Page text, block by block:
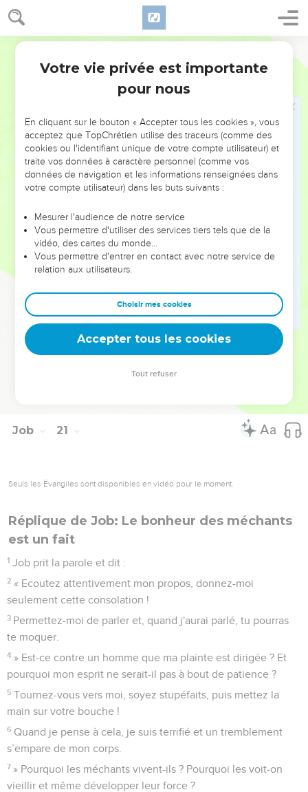
20
approprié des maisons au lieu d’en construire.
Son appétit n'a pas connu de limite. Dans son avidité, il ne
laissait rien échapper,
rien n’était soustrait à sa voracité. C’est pourquoi son bien-
coups de tous les malheureux s’abattront sur lui.
Pour lui remplir le ventre, Dieu enverra sur lui sa colère
ardente ; il la fera pleuvoir sur lui et l’en rassasiera.
» S'il échappe à l’armure de fer, l'arc de bronze le
S’il arrache de son dos une flèche, ou une lame
étincelante de son ventre, il sera en proie aux terreurs de la
mort.
Toutes les calamités sont réservées à ses trésors. Il sera
brûlé par un feu que personne n’attise et qui dévorera ce qui
restera dans sa tente.
Le ciel dévoilera sa faute et la terre se dressera contre lui.
Les biens amassés dans sa maison seront balayés, ils
Job 21
Seuls les Évangiles sont disponibles en vidéo pour le moment.
Réplique de Job: Le bonheur des méchants
est un fait
1 Job prit la parole et dit :
2 « Ecoutez attentivement mon propos, donnez-moi
seulement cette consolation !
3 Permettez-moi de parler et, quand j'aurai parlé, tu pourras
te moquer.
4 » Est-ce contre un homme que ma plainte est dirigée ? Et
pourquoi mon esprit ne serait-il pas à bout de patience ?
5 Tournez-vous vers moi, soyez stupéfaits, puis mettez la
main sur votre bouche !
6 Quand je pense à cela, je suis terrifié et un tremblement
s’empare de mon corps.
7 » Pourquoi les méchants vivent-ils ? Pourquoi les voit-on
vieillir et même développer leur force ?
Votre vie privée est importante
pour nous
En cliquant sur le bouton « Accepter tous les cookies », vous
acceptez que TopChrétien utilise des traceurs (comme des
cookies ou l'identifiant unique de votre compte utilisateur) et
traite vos données à caractère personnel (comme vos
données de navigation et les informations renseignées dans
votre compte utilisateur) dans les buts suivants :
Mesurer l'audience de notre service
Vous permettre d'utiliser des services tiers tels que de la
vidéo, des cartes du monde…
Vous permettre d'entrer en contact avec notre service de
relation aux utilisateurs.
Choisir mes cookies
Accepter tous les cookies
Tout refuser